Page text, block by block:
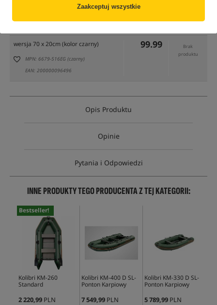
Zaakceptuj wszystkie
(część opcji mogła zostać ukryta przez wybrany sposób filtrowania)
wersja 70 x 20cm (kolor czarny)
MPN: 6679-516EG (czarny)
EAN: 200000096496
99.99
Brak
produktu
Opis Produktu
Opinie
Pytania i Odpowiedzi
INNE PRODUKTY TEGO PRODUCENTA Z TEJ KATEGORII:
Bestseller!
Kolibri KM-260
Standard
2 220,99 PLN
Kolibri KM-400 D SL-
Ponton Karpiowy
7 549,99 PLN
Kolibri KM-330 D SL-
Ponton Karpiowy
5 789,99 PLN